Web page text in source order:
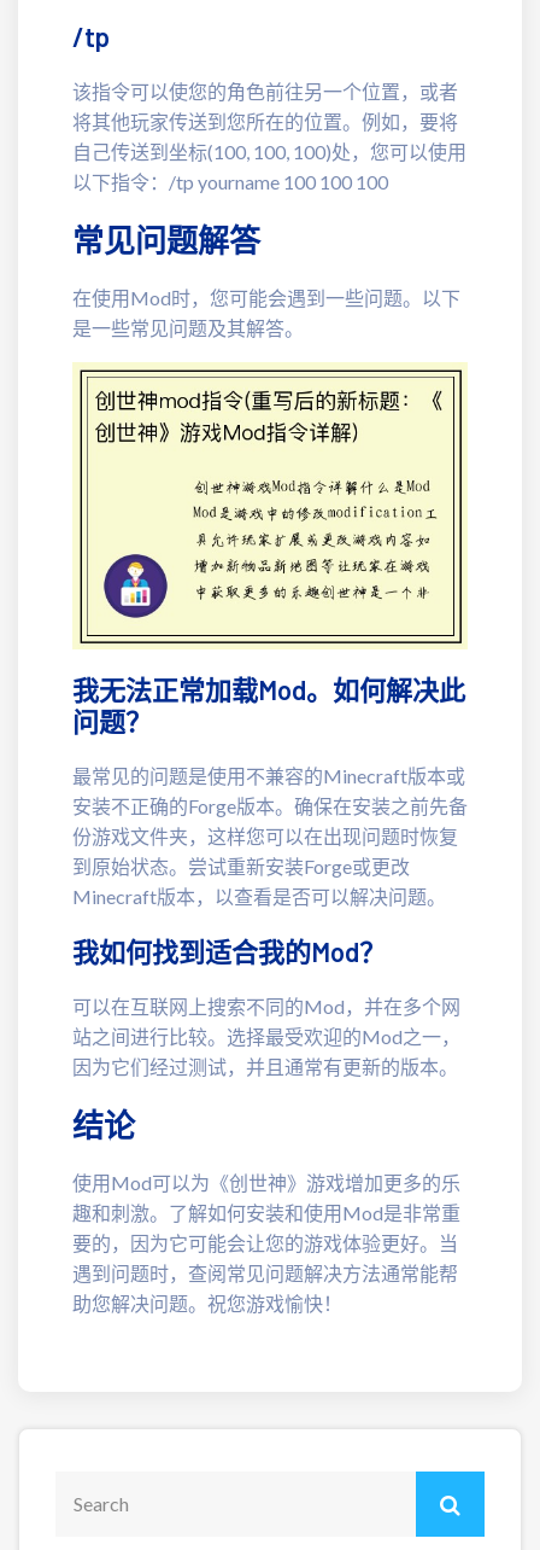
/tp
该指令可以使您的角色前往另一个位置，或者
将其他玩家传送到您所在的位置。例如，要将
自己传送到坐标(100, 100, 100)处，您可以使用
以下指令：/tp yourname 100 100 100
常见问题解答
在使用Mod时，您可能会遇到一些问题。以下
是一些常见问题及其解答。
我无法正常加载Mod。如何解决此
问题？
最常见的问题是使用不兼容的Minecraft版本或
安装不正确的Forge版本。确保在安装之前先备
份游戏文件夹，这样您可以在出现问题时恢复
到原始状态。尝试重新安装Forge或更改
Minecraft版本，以查看是否可以解决问题。
我如何找到适合我的Mod？
可以在互联网上搜索不同的Mod，并在多个网
站之间进行比较。选择最受欢迎的Mod之一，
因为它们经过测试，并且通常有更新的版本。
结论
使用Mod可以为《创世神》游戏增加更多的乐
趣和刺激。了解如何安装和使用Mod是非常重
要的，因为它可能会让您的游戏体验更好。当
遇到问题时，查阅常见问题解决方法通常能帮
助您解决问题。祝您游戏愉快！